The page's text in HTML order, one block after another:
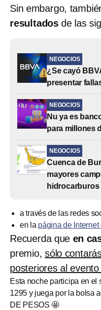
Sin embargo,
resultados de las
NEGOCIOS
¿Se cayó
presentar
NEGOCIOS
Nu ya es
para millones
NEGOCIOS
Cuenca de
mayores
hidrocarburos
a través de las redes
en la página de Internet
Recuerda que en
premio, sólo
posteriores al
Esta noche participa en el
1295 y juega por la bolsa
DE PESOS 🤩